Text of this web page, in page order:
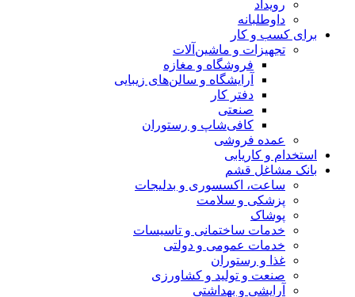
رویداد
داوطلبانه
برای کسب و کار
تجهیزات و ماشین‌آلات
فروشگاه و مغازه
آرایشگاه و سالن‌های زیبایی
دفتر کار
صنعتی
کافی‌شاپ و رستوران
عمده فروشی
استخدام و کاریابی
بانک مشاغل قشم
ساعت، اکسسوری و بدلیجات
پزشکی و سلامت
پوشاک
خدمات ساختمانی و تاسیسات
خدمات عمومی و دولتی
غذا و رستوران
صنعت و تولید و کشاورزی
آرایشی و بهداشتی